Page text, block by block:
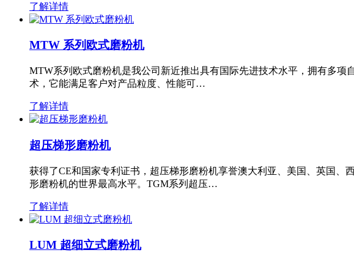
了解详情
MTW 系列欧式磨粉机
MTW系列欧式磨粉机是我公司新近推出具有国际先进技术水平，拥有多
术，它能满足客户对产品粒度、性能可…
了解详情
超压梯形磨粉机
获得了CE和国家专利证书，超压梯形磨粉机享誉澳大利亚、美国、英国
形磨粉机的世界最高水平。TGM系列超压…
了解详情
LUM 超细立式磨粉机